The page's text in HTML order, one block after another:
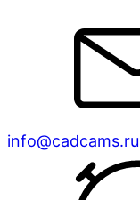
info@cadcams.ru